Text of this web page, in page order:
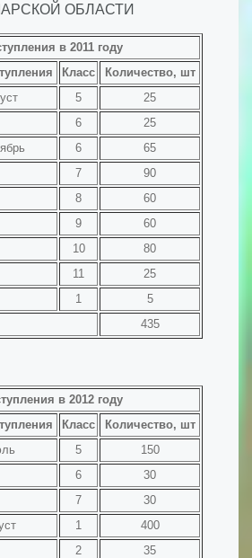
ОБЛАСТИ
в 2011 году
Класс
Количество, шт
5
25
6
25
6
65
7
90
8
60
9
60
10
80
11
25
1
5
435
в 2012 году
Класс
Количество, шт
5
150
6
30
7
30
1
400
2
35